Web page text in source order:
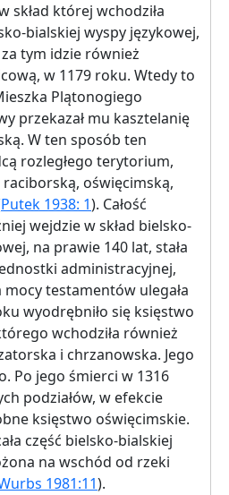
skład której wchodziła
bialskiej wyspy językowej,
za tym idzie również
w 1179 roku. Wtedy to
Plątonogiego
przekazał mu kasztelanię
W ten sposób ten
rozległego terytorium,
oświęcimską,
Putek 1938: 1). Całość
wejdzie w skład bielsko-
na prawie 140 lat, stała
administracyjnej,
testamentów ulegała
wyodrębniło się księstwo
wchodziła również
i chrzanowska. Jego
Po jego śmierci w 1316
podziałów, w efekcie
księstwo oświęcimskie.
część bielsko-bialskiej
na wschód od rzeki
1981:11).